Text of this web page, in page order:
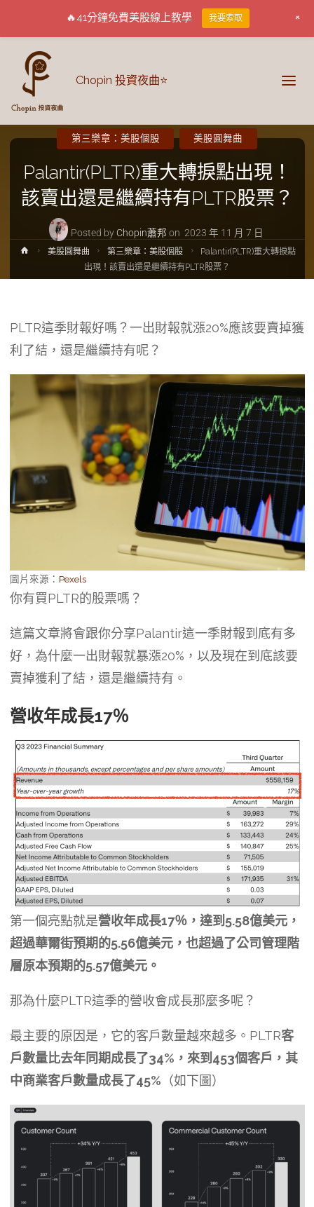
Chopin 投資夜曲⭐
Palantir(PLTR)重大轉捩點出現！
該賣出還是繼續持有PLTR股票？
Posted by Chopin蕭邦 on 2023 年 11 月 7 日
第三樂章：美股個股 美股圓舞曲
美股圓舞曲 第三樂章：美股個股
Palantir(PLTR)重大轉捩點
出現！該賣出還是繼續持有PLTR股票？
PLTR這季財報好嗎？一出財報就漲20%應該要賣掉獲
利了結，還是繼續持有呢？
圖片來源： Pexels
你有買PLTR的股票嗎？
這篇文章將會跟你分享Palantir這一季財報到底有多
好，為什麼一出財報就暴漲20%，以及現在到底該要
賣掉獲利了結，還是繼續持有。
營收年成長17％
第一個亮點就是營收年成長17％，達到5.58億美元，
超過華爾街預期的5.56億美元，也超過了公司管理階
層原本預期的5.57億美元。
那為什麼PLTR這季的營收會成長那麼多呢？
最主要的原因是，它的客戶數量越來越多。PLTR客
戶數量比去年同期成長了34%，來到453個客戶，其
中商業客戶數量成長了45% （如下圖）
🔥41分鐘免費美股線上教學 我要索取 +